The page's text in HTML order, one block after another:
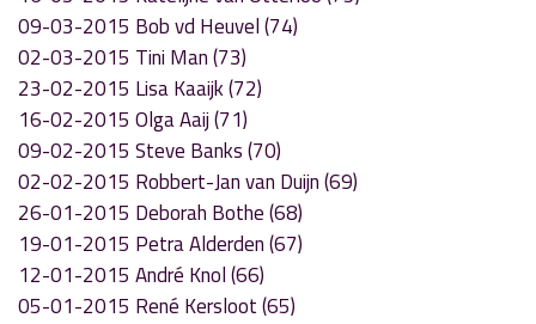
09-03-2015 Bob vd Heuvel (74)
02-03-2015 Tini Man (73)
23-02-2015 Lisa Kaaijk (72)
16-02-2015 Olga Aaij (71)
09-02-2015 Steve Banks (70)
02-02-2015 Robbert-Jan van Duijn (69)
26-01-2015 Deborah Bothe (68)
19-01-2015 Petra Alderden (67)
12-01-2015 André Knol (66)
05-01-2015 René Kersloot (65)